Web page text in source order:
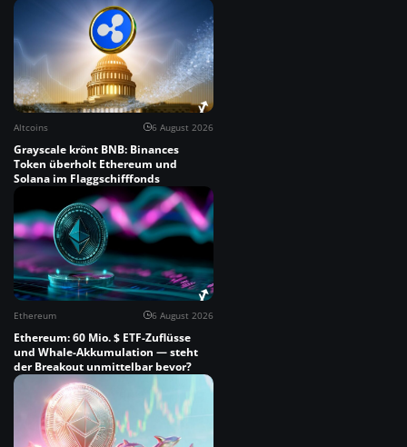
Altcoins 6 August 2026
Grayscale krönt BNB: Binances
Token überholt Ethereum und
Solana im Flaggschifffonds
Ethereum 6 August 2026
Ethereum: 60 Mio. $ ETF-Zuflüsse
und Whale-Akkumulation — steht
der Breakout unmittelbar bevor?